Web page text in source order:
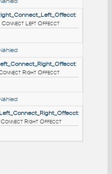
BLOKY
Left Connect Right Offecct
Right Connect Left Offecct